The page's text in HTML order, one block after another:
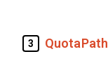
3 QuotaPath